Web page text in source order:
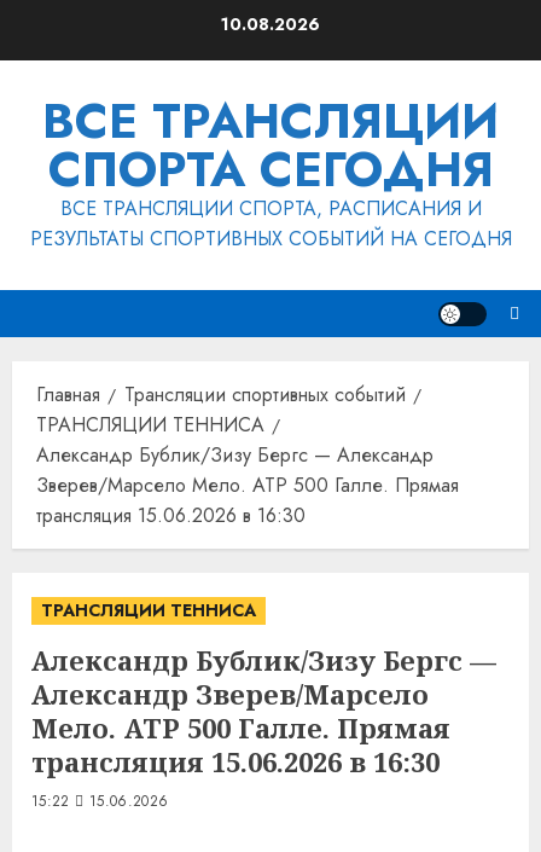
10.08.2026
ВСЕ ТРАНСЛЯЦИИ
СПОРТА СЕГОДНЯ
ВСЕ ТРАНСЛЯЦИИ СПОРТА, РАСПИСАНИЯ И
РЕЗУЛЬТАТЫ СПОРТИВНЫХ СОБЫТИЙ НА СЕГОДНЯ
Главная
Трансляции спортивных событий
ТРАНСЛЯЦИИ ТЕННИСА
Александр Бублик/Зизу Бергс — Александр
Зверев/Марсело Мело. ATP 500 Галле. Прямая
трансляция 15.06.2026 в 16:30
ТРАНСЛЯЦИИ ТЕННИСА
Александр Бублик/Зизу Бергс —
Александр Зверев/Марсело
Мело. ATP 500 Галле. Прямая
трансляция 15.06.2026 в 16:30
15:22 15.06.2026